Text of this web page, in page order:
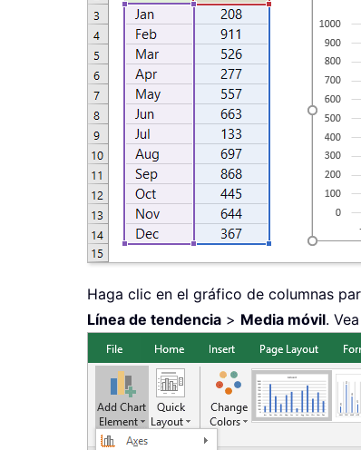
Haga clic en el gráfico de columnas
Línea de tendencia > Media móvil.